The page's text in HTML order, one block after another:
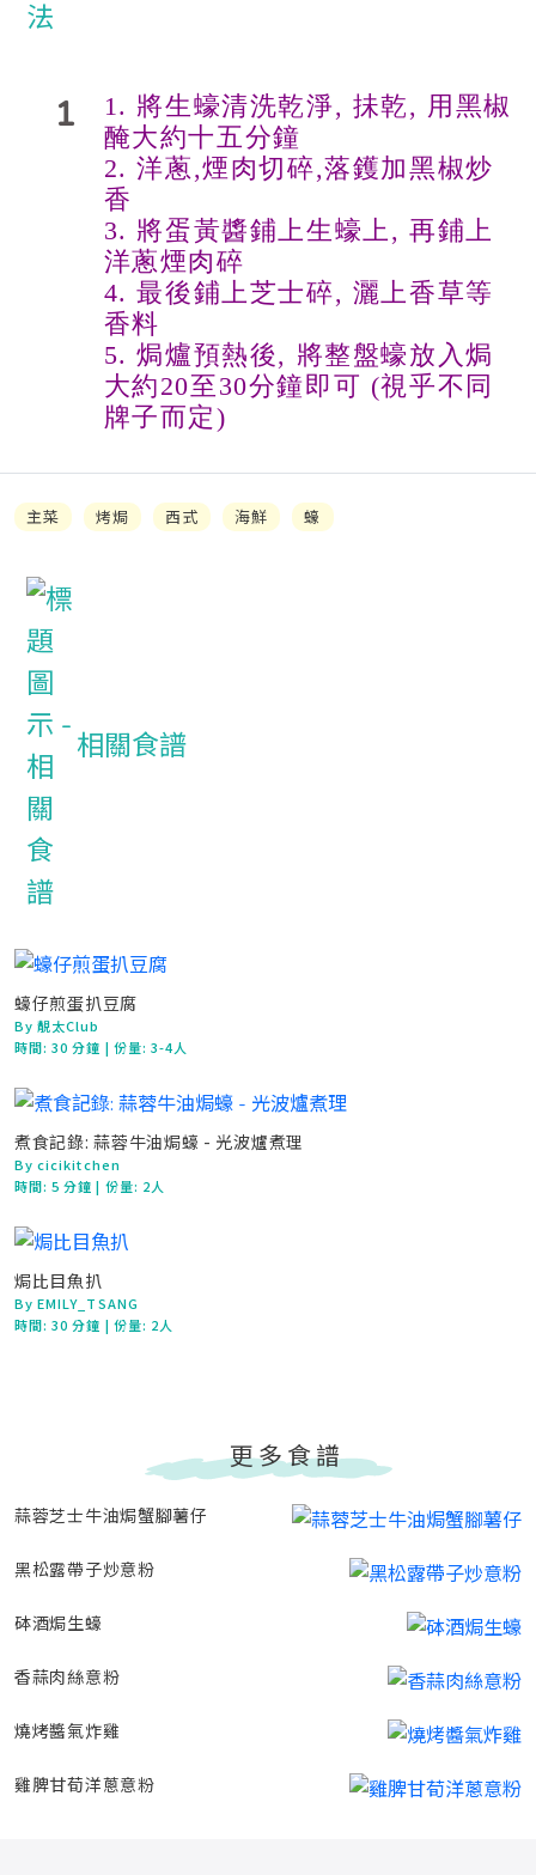
1
1. 將生蠔清洗乾淨, 抺乾, 用黑椒
醃大約十五分鐘
2. 洋蔥,煙肉切碎,落鑊加黑椒炒
香
3. 將蛋黃醬鋪上生蠔上, 再鋪上
洋蔥煙肉碎
4. 最後鋪上芝士碎, 灑上香草等
香料
5. 焗爐預熱後, 將整盤蠔放入焗
大約20至30分鐘即可 (視乎不同
牌子而定)
主菜 烤焗 西式 海鮮 蠔
相關食譜
蠔仔煎蛋扒豆腐
By 靚太Club
時間:30 分鐘 | 份量: 3-4人
煮食記錄: 蒜蓉牛油焗蠔 - 光波爐煮理
By cicikitchen
時間:5 分鐘| 份量: 2人
焗比目魚扒
By EMILY_TSANG
時間:30 分鐘 | 份量: 2人
更多食譜
蒜蓉芝士牛油焗蟹腳薯仔
黑松露帶子炒意粉
砵酒焗生蠔
香蒜肉絲意粉
燒烤醬氣炸雞
雞脾甘荀洋蔥意粉